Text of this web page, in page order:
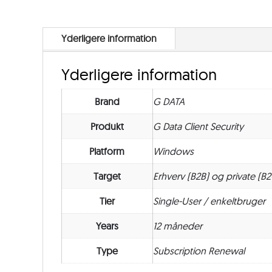
Yderligere information
Yderligere information
Brand G DATA
Produkt G Data Client Security
Platform Windows
Target Erhverv (B2B) og private
Tier Single-User / enkeltbruger
Years 12 måneder
Type Subscription Renewal